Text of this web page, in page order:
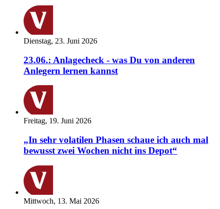
Dienstag, 23. Juni 2026
23.06.: Anlagecheck - was Du von anderen
Anlegern lernen kannst
Freitag, 19. Juni 2026
„In sehr volatilen Phasen schaue ich auch mal
bewusst zwei Wochen nicht ins Depot“
Mittwoch, 13. Mai 2026